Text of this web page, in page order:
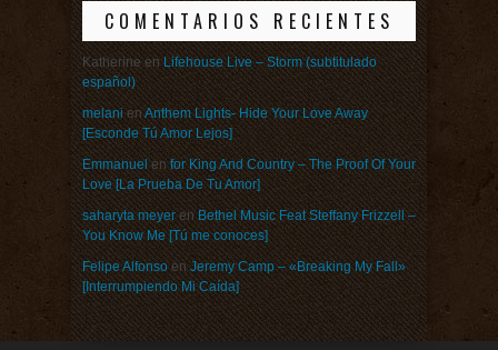
COMENTARIOS RECIENTES
KatherineenLifehouse Live – Storm (subtitulado
español)
melanienAnthem Lights- Hide Your Love Away
[Esconde Tú Amor Lejos]
Emmanuelenfor King And Country – The Proof Of Your
Love [La Prueba De Tu Amor]
saharyta meyerenBethel Music Feat Steffany Frizzell –
You Know Me [Tú me conoces]
Felipe AlfonsoenJeremy Camp – «Breaking My Fall»
[Interrumpiendo Mi Caída]